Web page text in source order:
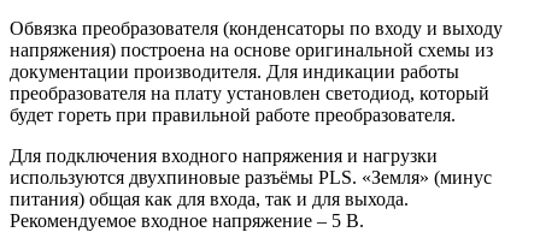
Обвязка преобразователя (конденсаторы по входу и выходу
напряжения) построена на основе оригинальной схемы из
документации производителя. Для индикации работы
преобразователя на плату установлен светодиод, который
будет гореть при правильной работе преобразователя.
Для подключения входного напряжения и нагрузки
используются двухпиновые разъёмы PLS. «Земля» (минус
питания) общая как для входа, так и для выхода.
Рекомендуемое входное напряжение – 5 В.